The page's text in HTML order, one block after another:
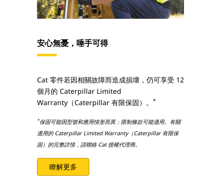
安心無憂，唾手可得
Cat 零件若因相關故障而造成損壞，仍可享受 12
個月的 Caterpillar Limited
Warranty（Caterpillar 有限保固）。
*
*保固可能因型號和應用情形而異；限制條款可能適用。有關
適用的 Caterpillar Limited Warranty（Caterpillar 有限保
固）的完整詳情，請聯絡 Cat 授權代理商。
瞭解更多